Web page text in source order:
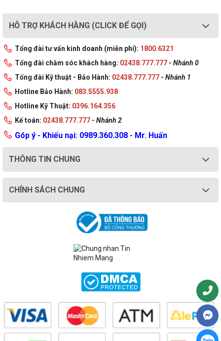
HỖ TRỢ KHÁCH HÀNG (CLICK ĐỂ GỌI)
Tổng đài tư vấn kinh doanh (miễn phí): 1800.6321
Tổng đài chăm sóc khách hàng: 02438.777.777 - Nhánh 0
Tổng đài Kỹ thuật - Bảo Hành: 02438.777.777 - Nhánh 1
Hotline Bảo Hành: 083.5555.938
Hotline Kỹ Thuật: 0396.164.356
Kế toán: 02438.777.777 - Nhánh 2
Góp ý - Khiếu nại: 0989.360.308 - Mr. Huấn
THÔNG TIN CHUNG
CHÍNH SÁCH CHUNG